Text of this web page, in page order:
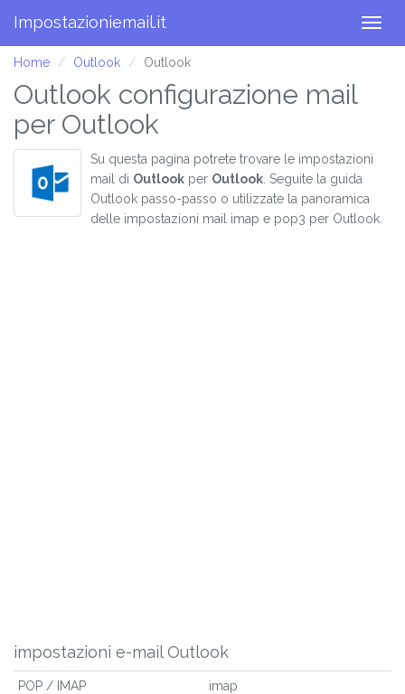
Impostazioniemail.it
Home Outlook Outlook
Outlook configurazione mail
per Outlook
Su questa pagina potrete trovare le impostazioni
mail di Outlook per Outlook . Seguite la guida
Outlook passo-passo o utilizzate la panoramica
delle impostazioni mail imap e pop3 per Outlook.
impostazioni e-mail Outlook
POP / IMAP imap